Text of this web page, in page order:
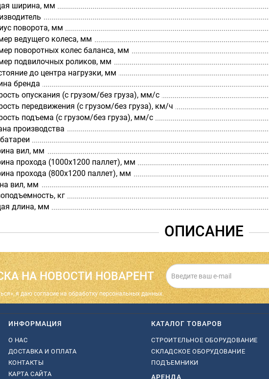
ширина, мм
поворота, мм
ведущего колеса, мм
поворотных колес баланса, мм
подвилочных роликов, мм
до центра нагрузки, мм
бренда
опускания (с грузом/без груза), мм/с
передвижения (с грузом/без груза), км/ч
подъема (с грузом/без груза), мм/с
производства
вил, мм
прохода (1000х1200 паллет), мм
прохода (800х1200 паллет), мм
вил, мм
кг
длина, мм
ОПИСАНИЕ
НА НОВОСТИ НОВАРЕНТ
я даю cогласие на обработку персональных данных.
ИНФОРМАЦИЯ
О НАС
ДОСТАВКА И ОПЛАТА
КОНТАКТЫ
КАРТА САЙТА
КАТАЛОГ ТОВАРОВ
СТРОИТЕЛЬНОЕ ОБОРУДОВАНИЕ
СКЛАДСКОЕ ОБОРУДОВАНИЕ
ПОДЪЕМНИКИ
АРЕНДА